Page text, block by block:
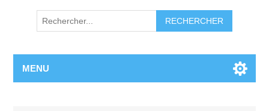
RECHERCHER
MENU